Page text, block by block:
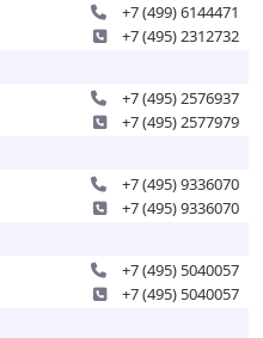
+7 (499) 6144471
+7 (495) 2312732
+7 (495) 2576937
+7 (495) 2577979
+7 (495) 9336070
+7 (495) 9336070
+7 (495) 5040057
+7 (495) 5040057